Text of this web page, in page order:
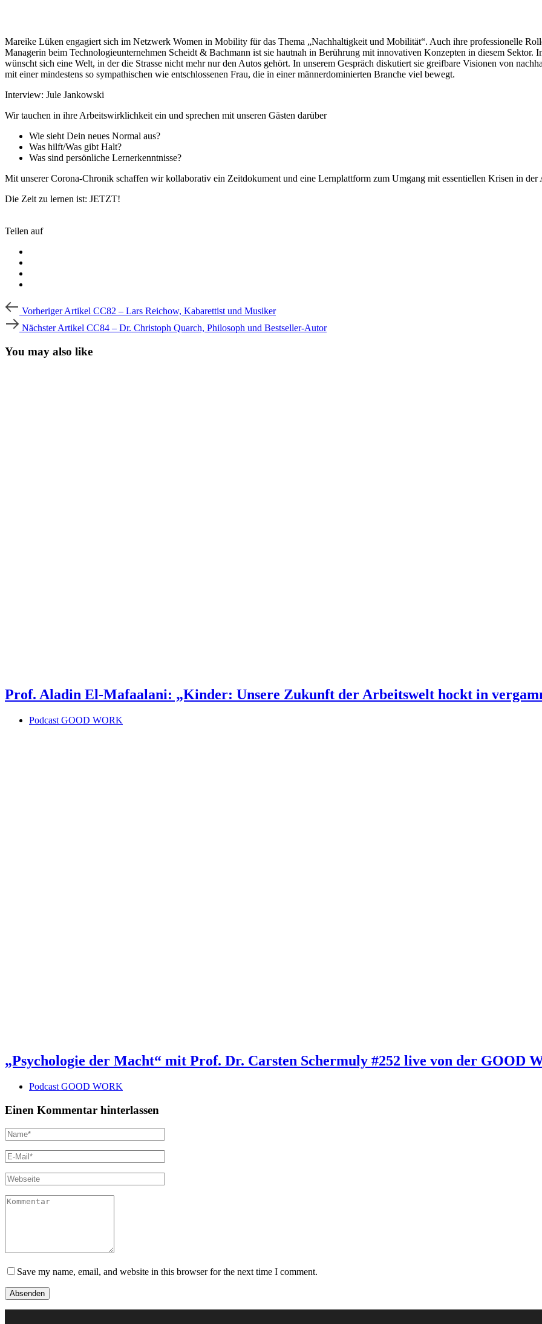
Mareike Lüken engagiert sich im Netzwerk Women in Mobility für das Thema „Nachhaltigkeit und Mobilität“. Auch ihre professionelle
Managerin beim Technologieunternehmen Scheidt & Bachmann ist sie hautnah in Berührung mit innovativen Konzepten in diesem Sektor.
wünscht sich eine Welt, in der die Strasse nicht mehr nur den Autos gehört. In unserem Gespräch diskutiert sie greifbare Visionen von
mit einer mindestens so sympathischen wie entschlossenen Frau, die in einer männerdominierten Branche viel bewegt.
Interview: Jule Jankowski
Wir tauchen in ihre Arbeitswirklichkeit ein und sprechen mit unseren Gästen darüber
Wie sieht Dein neues Normal aus?
Was hilft/Was gibt Halt?
Was sind persönliche Lernerkenntnisse?
Mit unserer Corona-Chronik schaffen wir kollaborativ ein Zeitdokument und eine Lernplattform zum Umgang mit essentiellen Krisen in der
Die Zeit zu lernen ist: JETZT!
Teilen auf
Beitragsnavigation
Artikel
Vorheriger Artikel CC82 – Lars Reichow, Kabarettist und Musiker
Artikel
Nächster Artikel CC84 – Dr. Christoph Quarch, Philosoph und Bestseller-Autor
You may also like
Prof. Aladin El-Mafaalani: „Kinder: Unsere Zukunft der Arbeitswelt hockt in
Podcast GOOD WORK
„Psychologie der Macht“ mit Prof. Dr. Carsten Schermuly #252 live von der GOOD
Podcast GOOD WORK
Einen Kommentar hinterlassen
Save my name, email, and website in this browser for the next time I comment.